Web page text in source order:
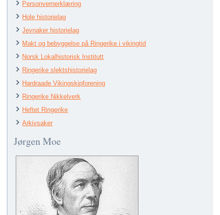
Personvernerklæring
Hole historielag
Jevnaker historielag
Makt og bebyggelse på Ringerike i vikingtid
Norsk Lokalhistorisk Institutt
Ringerike slektshistorielag
Hardraade Vikingskipforening
Ringerike Nikkelverk
Heftet Ringerike
Arkivsaker
Jørgen Moe